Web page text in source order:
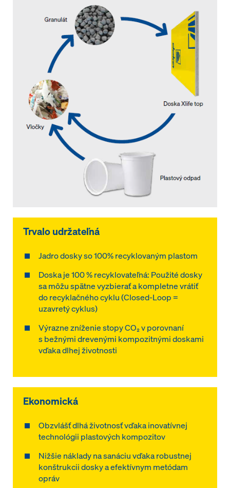
Trvalo udržateľná
Jadro dosky so 100% recyklovaným plastom
Doska je 100 % recyklovateľná: Použité dosky
sa môžu spätne vyzbierať a kompletne vrátiť
do recyklačného cyklu (Closed-Loop =
uzavretý cyklus)
Výrazne zníženie stopy CO₂ v porovnaní
s bežnými drevenými kompozitnými doskami
vďaka dlhej životnosti
Ekonomická
Obzvlášť dlhá životnosť vďaka inovatívnej
technológii plastových kompozitov
Nižšie náklady na sanáciu vďaka robustnej
konštrukcii dosky a efektívnym metódam
opráv